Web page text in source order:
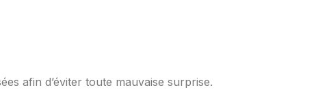
afin d’éviter toute mauvaise surprise.